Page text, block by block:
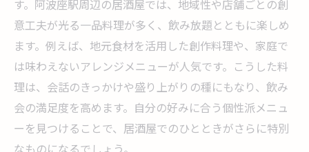
す。阿波座駅周辺の居酒屋では、地域性や店舗ごとの創
意工夫が光る一品料理が多く、飲み放題とともに楽しめ
ます。例えば、地元食材を活用した創作料理や、家庭で
は味わえないアレンジメニューが人気です。こうした料
理は、会話のきっかけや盛り上がりの種にもなり、飲み
会の満足度を高めます。自分の好みに合う個性派メニュ
ーを見つけることで、居酒屋でのひとときがさらに特別